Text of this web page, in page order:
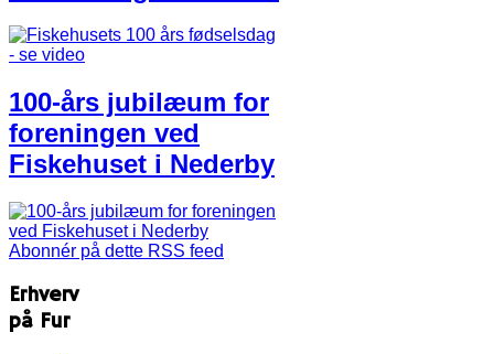
100-års jubilæum for
foreningen ved
Fiskehuset i Nederby
Abonnér på dette RSS feed
Erhverv
på Fur